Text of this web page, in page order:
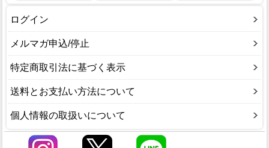
ログイン
メルマガ申込/停止
特定商取引法に基づく表示
送料とお支払い方法について
個人情報の取扱いについて